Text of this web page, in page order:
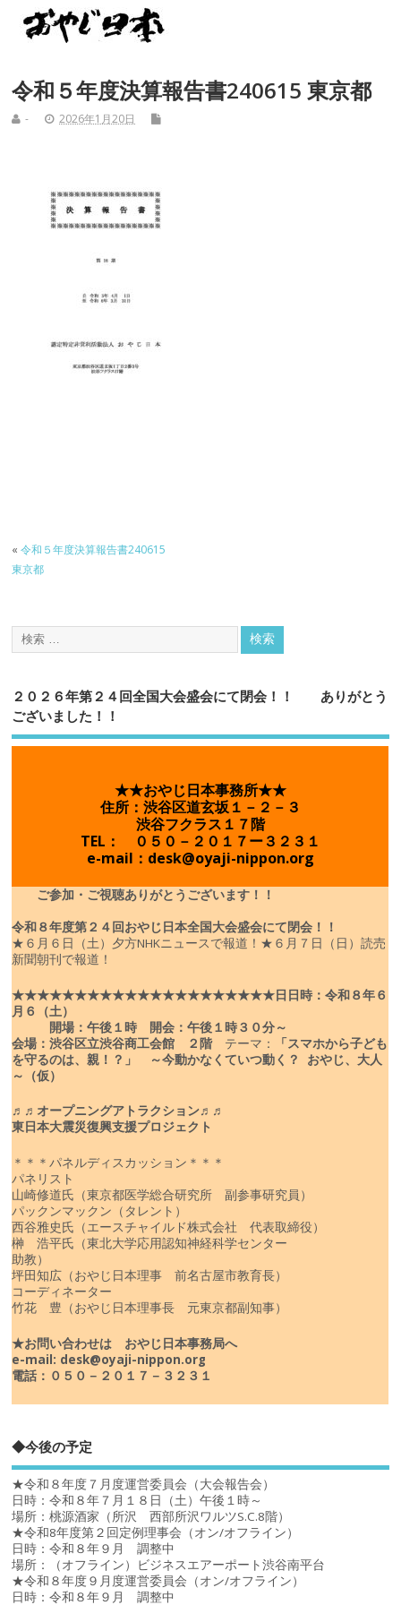
令和５年度決算報告書240615 東京都
- 2026年1月20日
«令和５年度決算報告書240615
東京都
２０２６年第２４回全国大会盛会にて閉会！！ ありがとう
ございました！！
★★おやじ日本事務所★★
住所：渋谷区道玄坂１－２－３
渋谷フクラス１７階
TEL： ０５０－２０１７ー３２３１
e-mail：desk@oyaji-nippon.org
ご参加・ご視聴ありがとうございます！！
令和８年度第２４回おやじ日本全国大会盛会にて閉会！！
★６月６日（土）夕方NHKニュースで報道！ ★６月７日（日）読売
新聞朝刊で報道！
★★★★★★★★★★★★★★★★★★★★★日 日時：令和８年６
月６（土）
開場：午後１時 開会：午後１時３０分～
会場：渋谷区立渋谷商工会館 ２階 テーマ：
「スマホから子ども
を守るのは、親！？」
～今動かなくていつ動く？ おやじ、大人
～（仮）
♬♬オープニングアトラクション♬♬
東日本大震災復興支援プロジェクト
＊＊＊パネルディスカッション＊＊＊
パネリスト
山崎修道氏（東京都医学総合研究所 副参事研究員）
パックンマックン（タレント）
西谷雅史氏（エースチャイルド株式会社 代表取締役）
榊 浩平氏（東北大学応用認知神経科学センター
助教）
坪田知広（おやじ日本理事 前名古屋市教育長）
コーディネーター
竹花 豊（おやじ日本理事長 元東京都副知事）
★お問い合わせは おやじ日本事務局へ
e-mail: desk@oyaji-nippon.org
電話：０５０－２０１７－３２３１
◆今後の予定
★令和８年度７月度運営委員会（大会報告会）
日時：令和８年７月１８日（土）午後１時～
場所：桃源酒家（所沢 西部所沢ワルツS.C.8階）
★令和8年度第２回定例理事会（オン/オフライン）
日時：令和８年９月 調整中
場所：（オフライン）ビジネスエアーポート渋谷南平台
★令和８年度９月度運営委員会（オン/オフライン）
日時：令和８年９月 調整中